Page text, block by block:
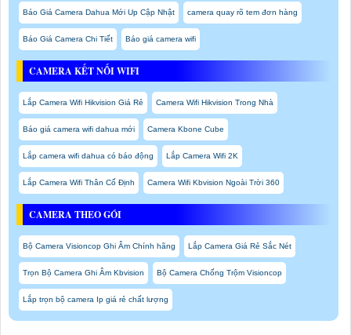
Báo Giá Camera Dahua Mới Up Cập Nhật camera quay rõ tem đơn hàng
Báo Giá Camera Chi Tiết Báo giá camera wifi
CAMERA KẾT NỐI WIFI
Lắp Camera Wifi Hikvision Giá Rẻ Camera Wifi Hikvision Trong Nhà
Báo giá camera wifi dahua mới Camera Kbone Cube
Lắp camera wifi dahua có báo động Lắp Camera Wifi 2K
Lắp Camera Wifi Thân Cố Định Camera Wifi Kbvision Ngoài Trời 360
CAMERA THEO GÓI
Bộ Camera Visioncop Ghi Âm Chính hãng Lắp Camera Giá Rẻ Sắc Nét
Trọn Bộ Camera Ghi Âm Kbvision Bộ Camera Chống Trộm Visioncop
Lắp trọn bộ camera Ip giá rẻ chất lượng